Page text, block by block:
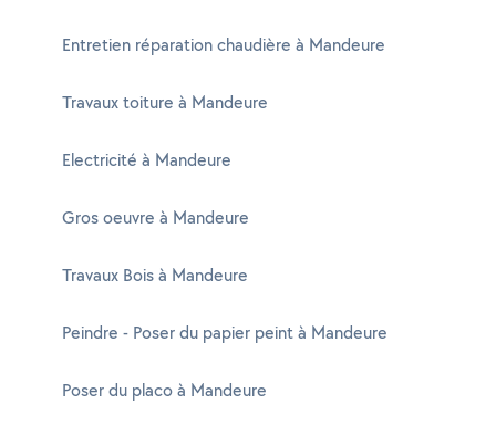
Entretien réparation chaudière à Mandeure
Travaux toiture à Mandeure
Electricité à Mandeure
Gros oeuvre à Mandeure
Travaux Bois à Mandeure
Peindre - Poser du papier peint à Mandeure
Poser du placo à Mandeure